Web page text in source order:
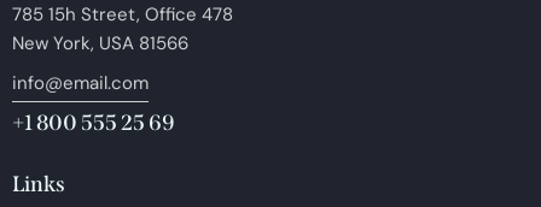
785 15h Street, Office 478
New York, USA 81566
info@email.com
+1 800 555 25 69
Links